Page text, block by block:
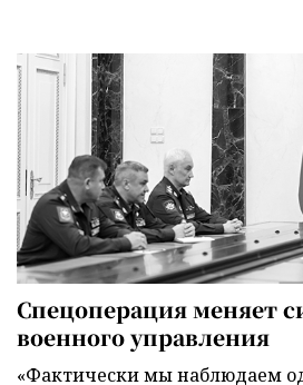
Спецоперация меняет
военного управления
«Фактически мы наблюдаем